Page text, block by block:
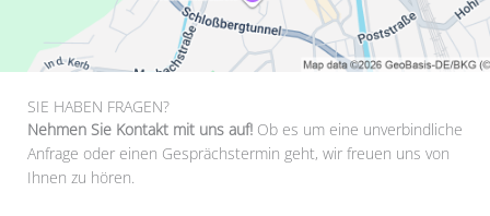
SIE HABEN FRAGEN?
Nehmen Sie Kontakt mit uns auf! Ob es um eine unverbindliche
Anfrage oder einen Gesprächstermin geht, wir freuen uns von
Ihnen zu hören.